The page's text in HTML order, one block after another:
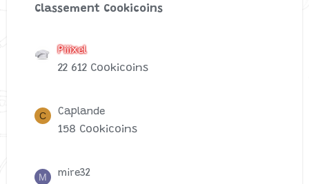
Classement Cookicoins
Piiixel
22 612 Cookicoins
C Caplande
158 Cookicoins
M mire32